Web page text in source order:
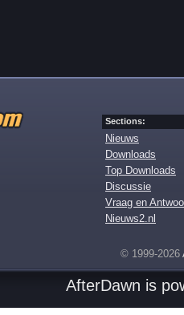
Sections:
Nieuws
Downloads
Top Downloads
Discussie
Vraag en
Nieuws2.nl
© 1999-2026
AfterDawn is